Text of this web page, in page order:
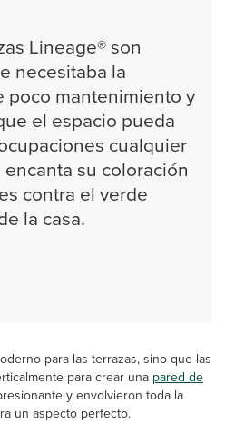
Lineage® son
necesitaba la
poco mantenimiento y
el espacio pueda
cualquier
su coloración
contra el verde
la casa.
para las terrazas, sino que las
para crear una pared de
y envolvieron toda la
un aspecto perfecto.